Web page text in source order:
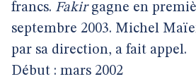
francs. Fakirgagne en
septembre 2003. Michel
par sa direction, a fait appel.
Début : mars 2002